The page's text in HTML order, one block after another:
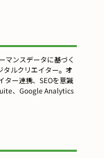
マンスデータに基づく
ルクリエイター。オ
ター連携、SEOを意識
、Google Analytics